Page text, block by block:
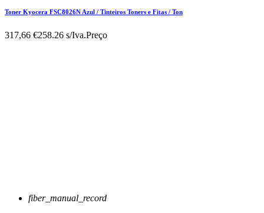
Toner Kyocera FSC8026N Azul / Tinteiros Toners e Fitas / Ton
317,66 €258.26 s/Iva.Preço
fiber_manual_record